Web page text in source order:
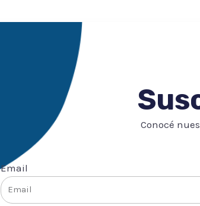
Conocé
Email